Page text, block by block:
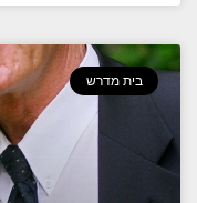
בית מדרש